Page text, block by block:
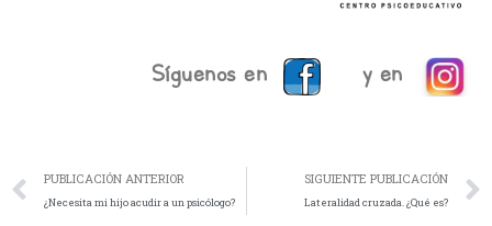
Síguenos en y en
Ant
PUBLICACIÓN ANTERIOR
¿Necesita mi hijo acudir a un psicólogo?
SIGUIENTE PUBLICACIÓN
Lateralidad cruzada. ¿Qué es?